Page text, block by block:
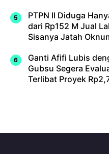
PTPN II Diduga
dari Rp152 M Jual
Sisanya Jatah
Ganti Afifi Lubis
Gubsu Segera
Terlibat Proyek